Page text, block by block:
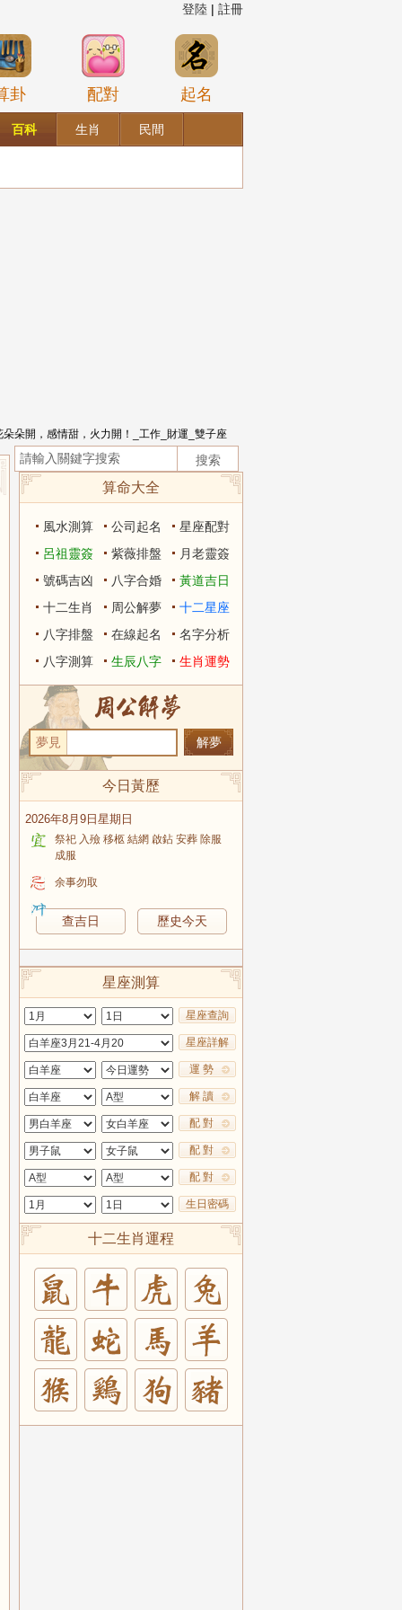
登陸 | 註冊
卦 配對 起名
百科 生肖 民間
朵開，感情甜，火力開！_工作_財運_雙子座
算命大全
風水測算 公司起名
星座配對
呂祖靈簽
紫薇排盤
月老靈簽
號碼吉凶
八字合婚
黃道吉日
十二生肖
周公解夢
十二星座
八字排盤
在線起名
名字分析
八字測算
生辰八字 生肖運勢
夢見
今日黃歷
2026年8月9日星期日
祭祀 入殮 移柩 結網 啟鉆 安葬 除服
成服
余事勿取
查吉日 歷史今天
星座測算
星座查詢
星座詳解
運 勢
解 讀
配 對
配 對
配 對
生日密碼
十二生肖運程